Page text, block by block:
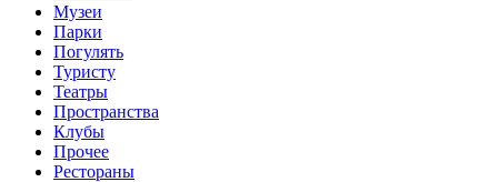
Музеи
Парки
Погулять
Туристу
Театры
Пространства
Клубы
Прочее
Рестораны